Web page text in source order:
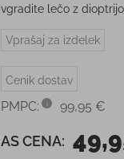
vgradite lečo z
Vprašaj za izdelek
Cenik dostav
PMPC: 99,95 €
AS CENA: